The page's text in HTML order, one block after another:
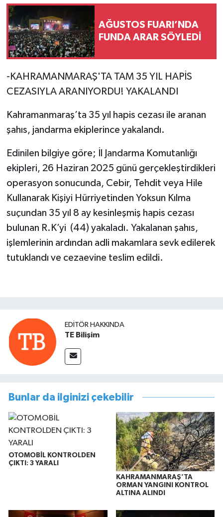
AĞUSTOS FUARI’NDA
FUNDA ARAR SÖYLEDİ
-KAHRAMANMARAŞ'TA TAM 35 YIL HAPİS
CEZASIYLA ARANIYORDU! YAKALANDI
Kahramanmaraş’ta 35 yıl hapis cezası ile aranan
şahıs, jandarma ekiplerince yakalandı.
Edinilen bilgiye göre; İl Jandarma Komutanlığı
ekipleri, 26 Haziran 2025 günü gerçekleştirdikleri
operasyon sonucunda, Cebir, Tehdit veya Hile
Kullanarak Kişiyi Hürriyetinden Yoksun Kılma
suçundan 35 yıl 8 ay kesinleşmiş hapis cezası
bulunan R.K’yi (44) yakaladı. Yakalanan şahıs,
işlemlerinin ardından adli makamlara sevk edilerek
tutuklandı ve cezaevine teslim edildi.
EDITÖR HAKKINDA
TE Bilişim
Bunlar da ilginizi çekebilir
OTOMOBİL KONTROLDEN
ÇIKTI: 3 YARALI
KAHRAMANMARAŞ’TA
ORMAN YANGINI KONTROL
ALTINA ALINDI